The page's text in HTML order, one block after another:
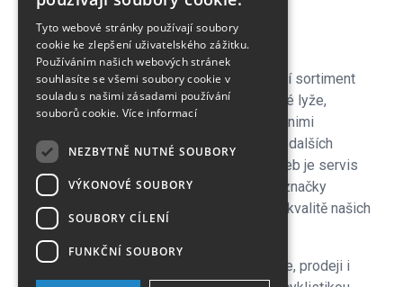
Kontakt
Pro naše zákazníky je připraven kompletní sortiment
lyžařského vybavení - sjezdové a bežecké lyže,
lyžařské a běžecké boty, snowboardy a s nimi
související vybavení, oblečení a celá řada dalších
doplňků. Důležitou součástí zimních služeb je servis
lyží i snowboardů na špičkových strojích značky
Wintersteiger zkušenými servismeny. Na kvalitě našich
servisů si velmi zakládáme!
V letní sezoně se plně věnujeme cyklistice, prodeji i
Tyto webové stránky používají soubory
cookie ke zlepšení uživatelského zážitku.
Používáním našich webových stránek
souhlasíte se všemi soubory cookie v
souladu s našimi zásadami používání
souborů cookie. Více informací
NEZBYTNĚ NUTNÉ SOUBORY
VÝKONOVÉ SOUBORY
SOUBORY CÍLENÍ
FUNKČNÍ SOUBORY